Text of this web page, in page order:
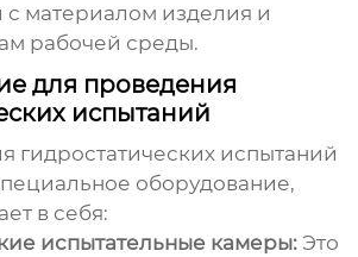
с материалом изделия и
рабочей среды.
для проведения
испытаний
гидростатических испытаний
оборудование,
в себя:
испытательные камеры: Это